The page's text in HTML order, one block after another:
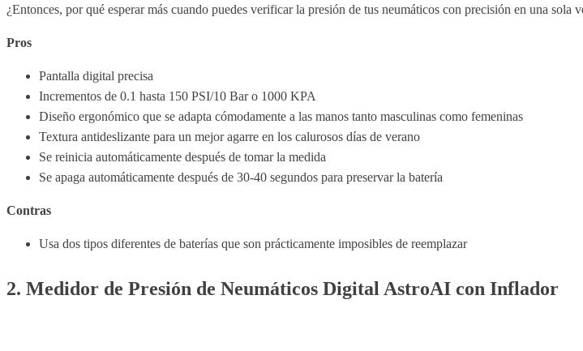
¿Entonces, por qué esperar más cuando puedes verificar la presión de tus neumáticos con precisión en una
Pros
Pantalla digital precisa
Incrementos de 0.1 hasta 150 PSI/10 Bar o 1000 KPA
Diseño ergonómico que se adapta cómodamente a las manos tanto masculinas como femeninas
Textura antideslizante para un mejor agarre en los calurosos días de verano
Se reinicia automáticamente después de tomar la medida
Se apaga automáticamente después de 30-40 segundos para preservar la batería
Contras
Usa dos tipos diferentes de baterías que son prácticamente imposibles de reemplazar
2. Medidor de Presión de Neumáticos Digital AstroAI con Inflador